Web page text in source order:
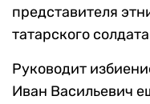
представителя
татарского
Руководит
Иван Васильевич